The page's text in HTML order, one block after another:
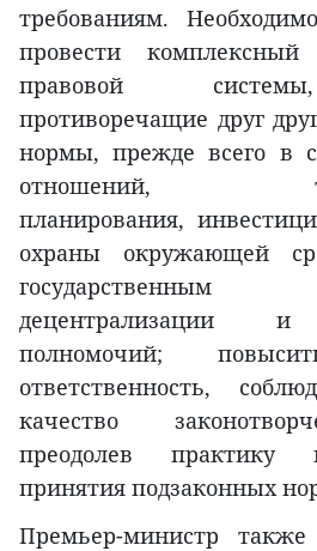
требованиям.
провести
правовой
противоречащие друг
нормы, прежде всего в
отношений,
планирования,
охраны окружающей
государственным
децентрализации и
полномочий;
ответственность,
качество
преодолев практику
принятия подзаконных
Премьер-министр